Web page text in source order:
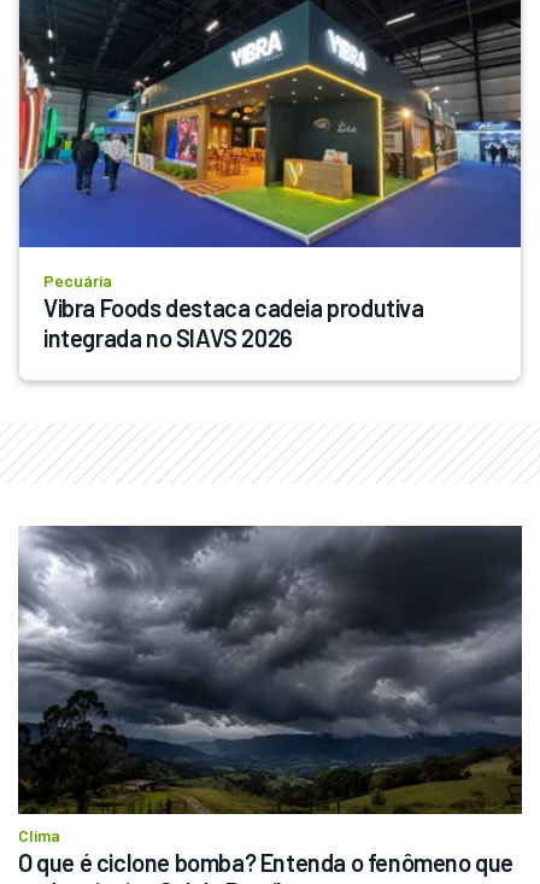
Pecuária
Vibra Foods destaca cadeia produtiva
integrada no SIAVS 2026
Clima
O que é ciclone bomba? Entenda o fenômeno que